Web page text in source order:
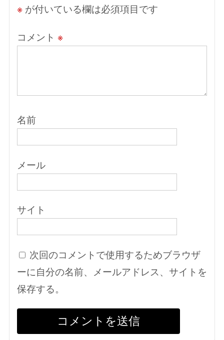
※が付いている欄は必須項目です
コメント ※
名前
メール
サイト
次回のコメントで使用するためブラウザ
ーに自分の名前、メールアドレス、サイトを
保存する。